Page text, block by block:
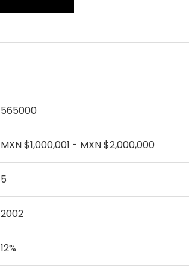
565000
MXN $1,000,001 - MXN $2,000,000
5
2002
12%